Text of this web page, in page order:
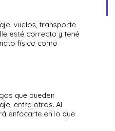
vuelos, transporte
esté correcto y tené
físico como
que pueden
entre otros. Al
enfocarte en lo que